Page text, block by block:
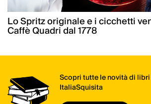
Lo Spritz originale e i cicchetti
Caffè Quadri dal 1778
Scopri tutte le novità di
ItaliaSquisita